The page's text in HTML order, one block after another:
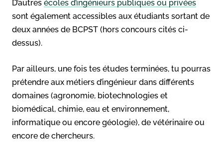
D’autres écoles d’ingénieurs publiques ou privées
sont également accessibles aux étudiants sortant de
deux années de BCPST (hors concours cités ci-
dessus).
Par ailleurs, une fois tes études terminées, tu pourras
prétendre aux métiers d’ingénieur dans différents
domaines (agronomie, biotechnologies et
biomédical, chimie, eau et environnement,
informatique ou encore géologie), de vétérinaire ou
encore de chercheurs.